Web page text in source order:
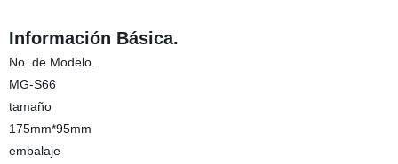
Información Básica.
No. de Modelo.
MG-S66
tamaño
175mm*95mm
embalaje